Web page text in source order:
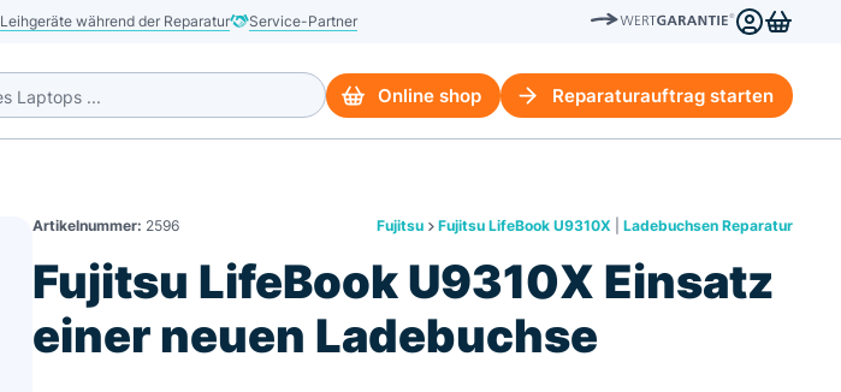
Leihgeräte während der Reparatur Service-Partner
Online shop Reparaturauftrag starten
Fujitsu Fujitsu LifeBook U9310X Ladebuchsen Reparatur
Artikelnummer: 2596
Fujitsu LifeBook U9310X Einsatz
einer neuen Ladebuchse